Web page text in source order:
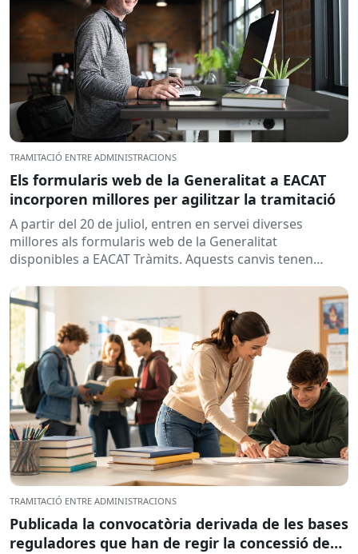
TRAMITACIÓ ENTRE ADMINISTRACIONS
Els formularis web de la Generalitat a EACAT
incorporen millores per agilitzar la tramitació
A partir del 20 de juliol, entren en servei diverses
millores als formularis web de la Generalitat
disponibles a EACAT Tràmits. Aquests canvis tenen
TRAMITACIÓ ENTRE ADMINISTRACIONS
Publicada la convocatòria derivada de les bases
reguladores que han de regir la concessió de